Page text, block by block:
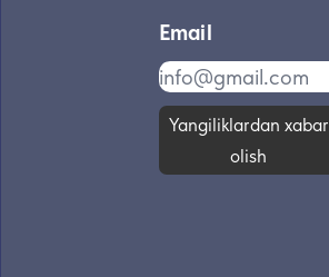
Email
Yangiliklardan xabar
olish